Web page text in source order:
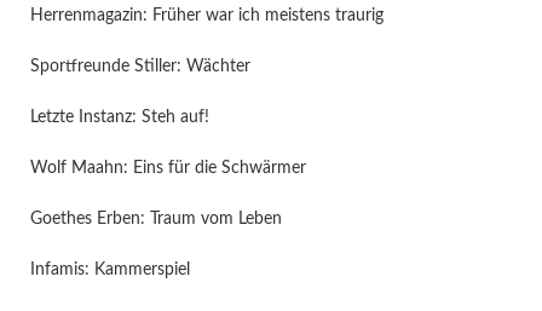
Herrenmagazin: Früher war ich meistens traurig
Sportfreunde Stiller: Wächter
Letzte Instanz: Steh auf!
Wolf Maahn: Eins für die Schwärmer
Goethes Erben: Traum vom Leben
Infamis: Kammerspiel